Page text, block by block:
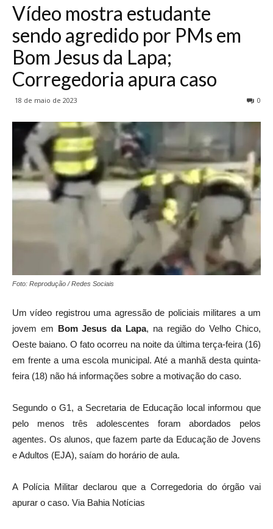
Vídeo mostra estudante
sendo agredido por PMs em
Bom Jesus da Lapa;
Corregedoria apura caso
18 de maio de 2023 0
Foto: Reprodução / Redes Sociais
Um vídeo registrou uma agressão de policiais militares a um
jovem em Bom Jesus da Lapa, na região do Velho Chico,
Oeste baiano. O fato ocorreu na noite da última terça-feira (16)
em frente a uma escola municipal. Até a manhã desta quinta-
feira (18) não há informações sobre a motivação do caso.
Segundo o G1, a Secretaria de Educação local informou que
pelo menos três adolescentes foram abordados pelos
agentes. Os alunos, que fazem parte da Educação de Jovens
e Adultos (EJA), saíam do horário de aula.
A Polícia Militar declarou que a Corregedoria do órgão vai
apurar o caso. Via Bahia Notícias